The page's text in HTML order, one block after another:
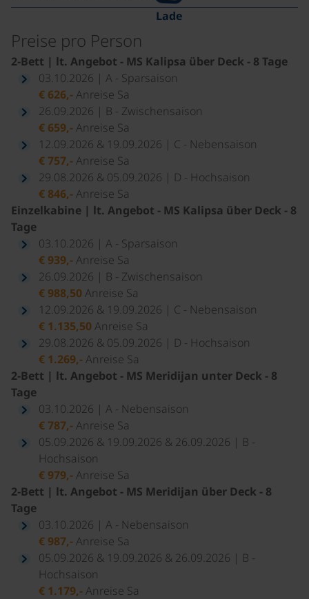
Lade
Preise pro Person
2-Bett | lt. Angebot - MS Kalipsa über Deck - 8 Tage
03.10.2026 | A - Sparsaison
€ 626,-Anreise Sa
26.09.2026 | B - Zwischensaison
€ 659,-Anreise Sa
12.09.2026 & 19.09.2026 | C - Nebensaison
€ 757,-Anreise Sa
29.08.2026 & 05.09.2026 | D - Hochsaison
€ 846,-Anreise Sa
Einzelkabine | lt. Angebot - MS Kalipsa über Deck - 8
Tage
03.10.2026 | A - Sparsaison
€ 939,-Anreise Sa
26.09.2026 | B - Zwischensaison
€ 988,50Anreise Sa
12.09.2026 & 19.09.2026 | C - Nebensaison
€ 1.135,50Anreise Sa
29.08.2026 & 05.09.2026 | D - Hochsaison
€ 1.269,-Anreise Sa
2-Bett | lt. Angebot - MS Meridijan unter Deck - 8
Tage
03.10.2026 | A - Nebensaison
€ 787,-Anreise Sa
05.09.2026 & 19.09.2026 & 26.09.2026 | B -
Hochsaison
€ 979,-Anreise Sa
2-Bett | lt. Angebot - MS Meridijan über Deck - 8
Tage
03.10.2026 | A - Nebensaison
€ 987,-Anreise Sa
05.09.2026 & 19.09.2026 & 26.09.2026 | B -
Hochsaison
€ 1.179,-Anreise Sa